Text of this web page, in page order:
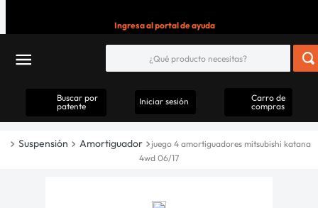
Ingresa al portal de ayuda
Buscar por
patente
Iniciar sesión
Carro de
compras
Suspensión Amortiguador
juego 4 amortiguadores mitsubishi katana
4wd 06/17